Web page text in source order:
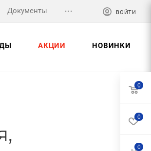
Документы ... ВОЙТИ
АКЦИИ НОВИНКИ
0
0
0